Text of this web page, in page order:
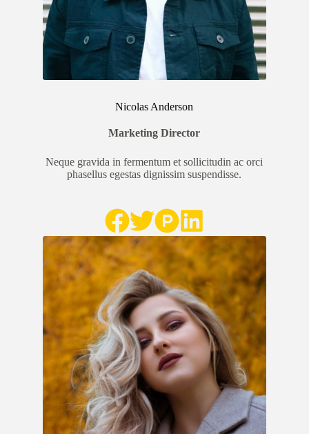
Nicolas Anderson
Marketing Director
Neque gravida in fermentum et sollicitudin ac orci
phasellus egestas dignissim suspendisse.